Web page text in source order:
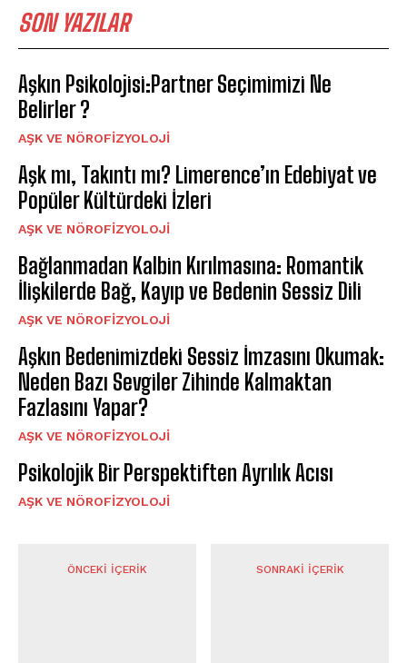
SON YAZILAR
Aşkın Psikolojisi:Partner Seçimimizi Ne
Belirler ?
AŞK VE NÖROFIZYOLOJI
Aşk mı, Takıntı mı? Limerence’ın Edebiyat ve
Popüler Kültürdeki İzleri
AŞK VE NÖROFIZYOLOJI
Bağlanmadan Kalbin Kırılmasına: Romantik
İlişkilerde Bağ, Kayıp ve Bedenin Sessiz Dili
AŞK VE NÖROFIZYOLOJI
Aşkın Bedenimizdeki Sessiz İmzasını Okumak:
Neden Bazı Sevgiler Zihinde Kalmaktan
Fazlasını Yapar?
AŞK VE NÖROFIZYOLOJI
Psikolojik Bir Perspektiften Ayrılık Acısı
AŞK VE NÖROFIZYOLOJI
ÖNCEKI İÇERIK SONRAKI İÇERIK